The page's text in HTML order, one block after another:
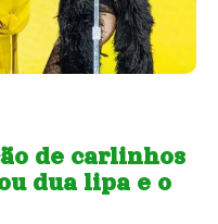
de carlinhos
dua lipa e o